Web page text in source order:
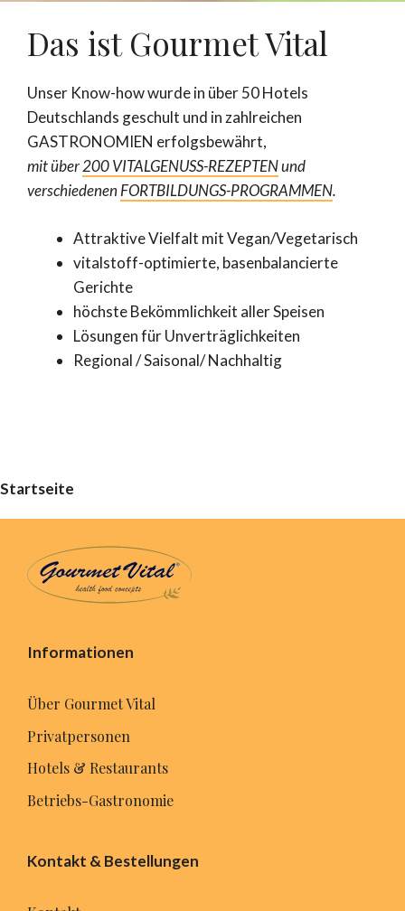
Das ist Gourmet Vital
Unser Know-how wurde in über 50 Hotels
Deutschlands geschult und in zahlreichen
GASTRONOMIEN erfolgsbewährt,
mit über200 VITALGENUSS-REZEPTENund
verschiedenenFORTBILDUNGS-PROGRAMMEN.
Attraktive Vielfalt mit Vegan/Vegetarisch
vitalstoff-optimierte, basenbalancierte
Gerichte
höchste Bekömmlichkeit aller Speisen
Lösungen für Unverträglichkeiten
Regional / Saisonal/ Nachhaltig
Startseite
Informationen
Über Gourmet Vital
Privatpersonen
Hotels & Restaurants
Betriebs-Gastronomie
Kontakt & Bestellungen